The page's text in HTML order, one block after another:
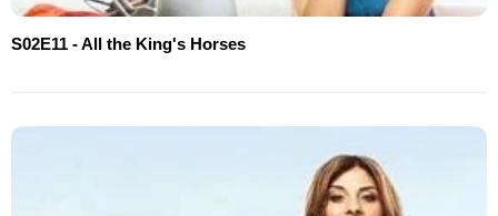
S02E11 - All the King's Horses